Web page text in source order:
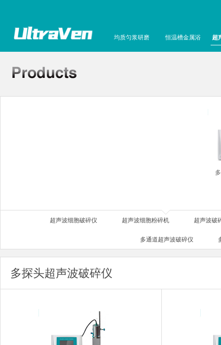
均质匀浆研磨 恒温槽金属浴 超
超声波细胞破碎仪 超声波细胞粉碎机 超声波破
多通道超声波破碎仪
多探头超声波破碎仪